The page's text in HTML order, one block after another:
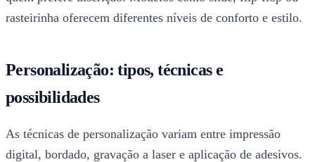
rasteirinha oferecem diferentes níveis de conforto e estilo.
Personalização: tipos, técnicas e
possibilidades
As técnicas de personalização variam entre impressão
digital, bordado, gravação a laser e aplicação de adesivos.